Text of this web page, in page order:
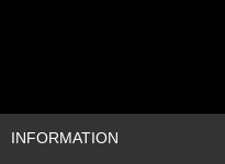
INFORMATION